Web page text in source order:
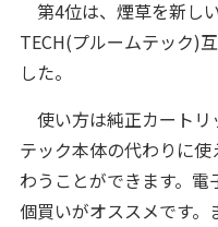
第4位は、煙草を新し
TECH(プルームテック)
した。
使い方は純正カートリ
テック本体の代わりに
わうことができます。
個買いがオススメです